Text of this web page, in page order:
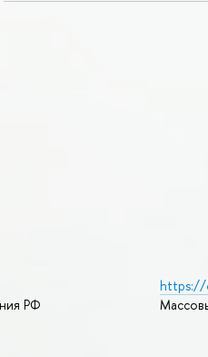
РФ
https://